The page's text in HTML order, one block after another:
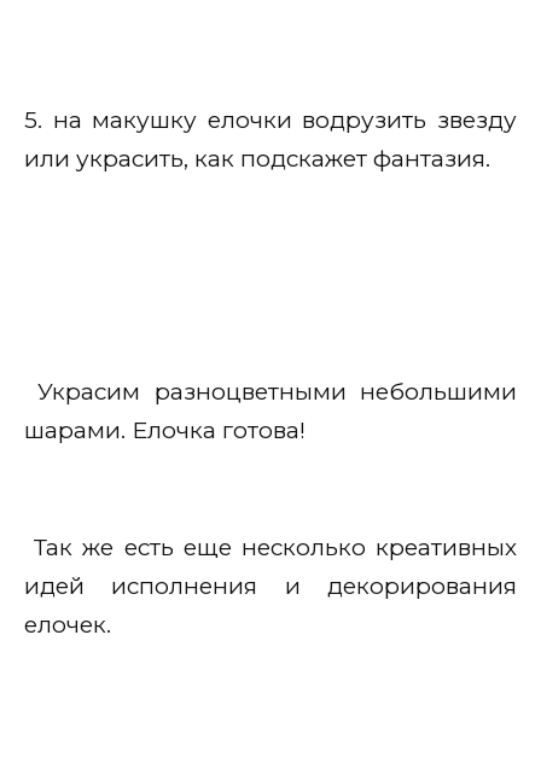
5. на макушку елочки водрузить звезду
или украсить, как подскажет фантазия.
Украсим разноцветными небольшими
шарами. Елочка готова!
Так же есть еще несколько креативных
идей исполнения и декорирования
елочек.